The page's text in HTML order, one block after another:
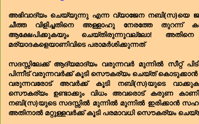
അഭിവാദ്യം ചെയ്യുന്നു എന്ന വ്യാജേന നബി(സ)യെ
ചീത്ത വിളിച്ചതിനെ അള്ളാഹു നേരത്തേ തുറന്ന്
ആക്ഷേപിക്കുകയും ചെയ്തിരുന്നുവല്ലോ!
മര്യാദകളെയാണിവിടെ പരാമർശിക്കുന്നത്
സദസ്സിലേക്ക് ആദ്യമാദ്യം വരുന്നവർ മുന്നിൽ സീറ്റ്
പിന്നീട് വരുന്നവർക്ക് കൂടി സൌകര്യം ചെയ്ത് കൊടുക്കാൻ
വരുന്നവരോട് അവർക്ക് കൂടി നബി(സ)യുടെ
സൌകര്യം ഉണ്ടാക്കും വിധം അവരൊട് കരുണ
നബി(സ)യുടെ സദസ്സിൽ മുന്നിൽ മുന്നിൽ ഇരിക്കാൻ
അതിനാൽ മറ്റുള്ളവർക്ക് കൂടി പരമാവധി സൌകര്യം